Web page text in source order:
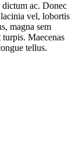
dictum ac. Donec
vel, lobortis
magna sem
Maecenas
tellus.